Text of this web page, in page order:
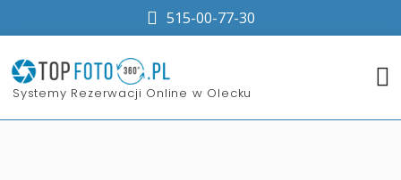
515-00-77-30
​Systemy Rezerwacji Online w Olecku